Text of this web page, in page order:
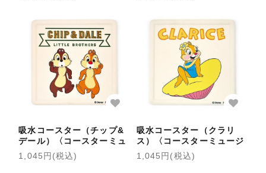
吸水コースター（チップ&
デール）〈コースターミュ
ージアム〉
1,045円(税込)
吸水コースター（クラリ
ス）〈コースターミュージ
アム〉
1,045円(税込)